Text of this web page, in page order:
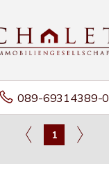
089-69314389-0
1